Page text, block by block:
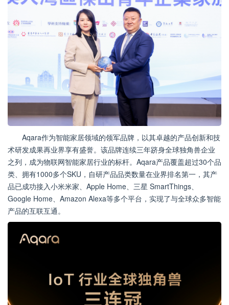
Aqara作为智能家居领域的领军品牌，以其卓越的产品创新和技
术研发成果再业界享有盛誉。该品牌连续三年跻身全球独角兽企业
之列，成为物联网智能家居行业的标杆。Aqara产品覆盖超过30个品
类、拥有1000多个SKU，自研产品品类数量在业界排名第一，其产
品已成功接入小米米家、Apple Home、三星 SmartThings、
Google Home、Amazon Alexa等多个平台，实现了与全球众多智能
产品的互联互通。